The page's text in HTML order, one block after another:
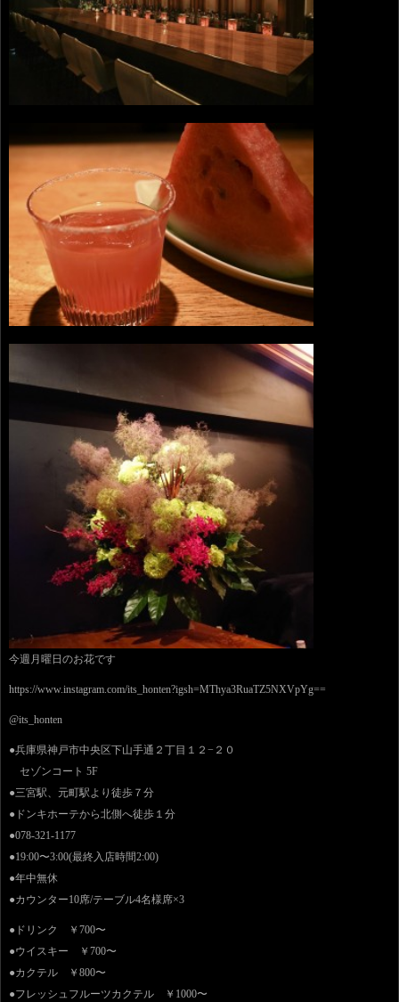
今週月曜日のお花です
https://www.instagram.com/its_honten?igsh=MThya3RuaTZ5NXVpYg==
@its_honten
●兵庫県神戸市中央区下山手通２丁目１２−２０
セゾンコート 5F
●三宮駅、元町駅より徒歩７分
●ドンキホーテから北側へ徒歩１分
●078-321-1177
●19:00〜3:00(最終入店時間2:00)
●年中無休
●カウンター10席/テーブル4名様席×3
●ドリンク ￥700〜
●ウイスキー ￥700〜
●カクテル ￥800〜
●フレッシュフルーツカクテル ￥1000〜